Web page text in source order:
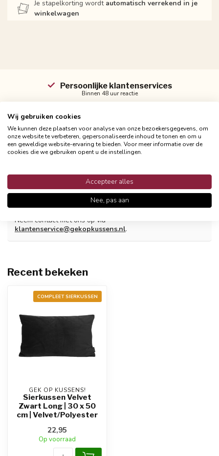
Je stapelkorting wordt automatisch verrekend in je
winkelwagen
Persoonlijke klantenservices
Binnen 48 uur reactie
Productomschrijving
Heb je vragen over dit product?
Neem contact met ons op via
klantenservice@gekopkussens.nl.
Recent bekeken
COMPLEET SIERKUSSEN
GEK OP KUSSENS!
Sierkussen Velvet
Zwart Long | 30 x 50
cm | Velvet/Polyester
22,95
Op voorraad
Wij gebruiken cookies
We kunnen deze plaatsen voor analyse van onze bezoekersgegevens, om
onze website te verbeteren, gepersonaliseerde inhoud te tonen en om u
een geweldige website-ervaring te bieden. Voor meer informatie over de
cookies die we gebruiken opent u de instellingen.
Accepteer alles
Nee, pas aan